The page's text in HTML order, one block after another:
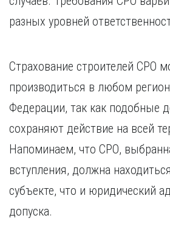
разных уровней
Страхование строителей СРО
производиться в любом
Федерации, так как подобные
сохраняют действие на всей
Напоминаем, что СРО,
вступления, должна
субъекте, что и юридический
допуска.